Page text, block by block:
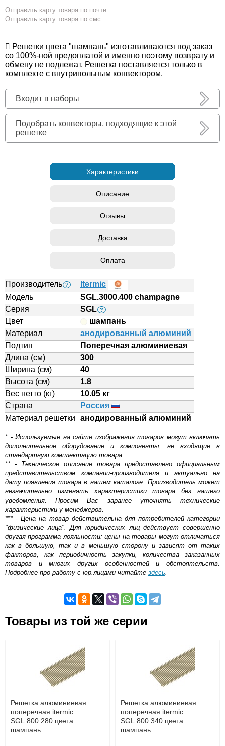
Отправить карту товара по почте
Отправить карту товара по смс
Решетки цвета "шампань" изготавливаются под заказ
со 100%-ной предоплатой и именно поэтому возврату и
обмену не подлежат. Решетка поставляется только в
комплекте с внутрипольным конвектором.
Входит в наборы
Подобрать конвекторы, подходящие к этой
решетке
Характеристики
Описание
Отзывы
Доставка
Оплата
Производитель ?
Itermic
Модель
SGL.3000.400 champagne
Серия
SGL ?
Цвет
шампань
Материал
анодированный алюминий
Подтип
Поперечная алюминиевая
Длина (см)
300
Ширина (см)
40
Высота (см)
1.8
Вес нетто (кг)
10.05 кг
Страна
Россия
Материал решетки
aнодированный алюминий
* - Используемые на сайте изображения товаров могут включать
дополнительное оборудование и компоненты, не входящие в
стандартную комплектацию товара.
** - Техническое описание товара предоставлено официальным
представительством компании-производителя и актуально на
дату появления товара в нашем каталоге. Производитель может
незначительно изменять характеристики товара без нашего
уведомления. Просим Вас заранее уточнять технические
характеристики у менеджеров.
*** - Цена на товар действительна для потребителей категории
"физические лица". Для юридических лиц действует совершенно
другая программа лояльности: цены на товары могут отличаться
как в большую, так и в меньшую сторону и зависят от таких
факторов, как периодичность закупки, количества заказанных
товаров и многих других особенностей и обстоятельств.
Подробнее про работу с юр.лицами читайте здесь.
Оставьте отзыв
Доставка сантехники по Москве и Московской области
Наличный расчёт
Банковской картой на сайте в режиме реального
времени
Банковской картой при получении товара как при
Интернет-деньгами (Yandex-деньги, Web-money,
Qiwi-кошельки и другие).
Безналичный расчёт (возможно и с НДС)
подробнее...
Товары из той же серии
Решетка алюминиевая
поперечная itermic
SGL.800.280 цвета
шампань
Решетка алюминиевая
поперечная itermic
SGL.800.340 цвета
шампань